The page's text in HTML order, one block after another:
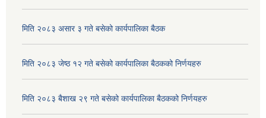
मिति २०८३ असार ३ गते बसेको कार्यपालिका बैठक
मिति २०८३ जेष्ठ १२ गते बसेको कार्यपालिका बैठकको निर्णयहरु
मिति २०८३ बैशाख २९ गते बसेको कार्यपालिका बैठकको निर्णयहरु